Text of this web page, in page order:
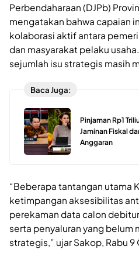
Perbendaharaan (DJPb)
mengatakan bahwa capaian
kolaborasi aktif antara
dan masyarakat pelaku
sejumlah isu strategis masih
Baca Juga:
Pinjaman Rp1
Jaminan Fiskal
Anggaran
“Beberapa tantangan utama
ketimpangan aksesibilitas
perekaman data calon
serta penyaluran yang
strategis,” ujar Sakop, Rabu